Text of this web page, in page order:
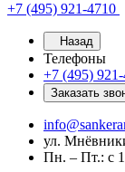
+7 (495) 921-4710
Назад
Телефоны
+7 (495)
Заказать
ул.
Пн. – Пт.: с